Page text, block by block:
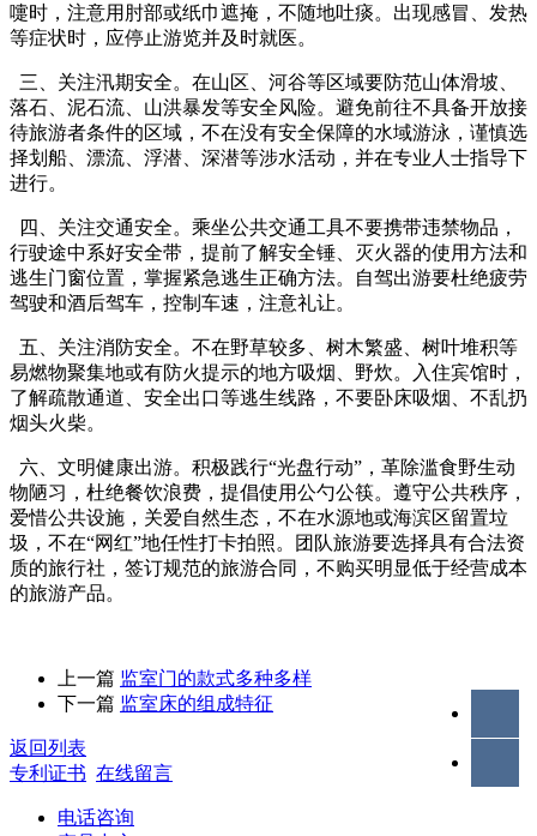
嚏时，注意用肘部或纸巾遮掩，不随地吐痰。出现感冒、发热
等症状时，应停止游览并及时就医。
三、关注汛期安全。在山区、河谷等区域要防范山体滑坡、
落石、泥石流、山洪暴发等安全风险。避免前往不具备开放接
待旅游者条件的区域，不在没有安全保障的水域游泳，谨慎选
择划船、漂流、浮潜、深潜等涉水活动，并在专业人士指导下
进行。
四、关注交通安全。乘坐公共交通工具不要携带违禁物品，
行驶途中系好安全带，提前了解安全锤、灭火器的使用方法和
逃生门窗位置，掌握紧急逃生正确方法。自驾出游要杜绝疲劳
驾驶和酒后驾车，控制车速，注意礼让。
五、关注消防安全。不在野草较多、树木繁盛、树叶堆积等
易燃物聚集地或有防火提示的地方吸烟、野炊。入住宾馆时，
了解疏散通道、安全出口等逃生线路，不要卧床吸烟、不乱扔
烟头火柴。
六、文明健康出游。积极践行“光盘行动”，革除滥食野生动
物陋习，杜绝餐饮浪费，提倡使用公勺公筷。遵守公共秩序，
爱惜公共设施，关爱自然生态，不在水源地或海滨区留置垃
圾，不在“网红”地任性打卡拍照。团队旅游要选择具有合法资
质的旅行社，签订规范的旅游合同，不购买明显低于经营成本
的旅游产品。
上一篇 监室门的款式多种多样
下一篇 监室床的组成特征
返回列表
专利证书 在线留言
电话咨询